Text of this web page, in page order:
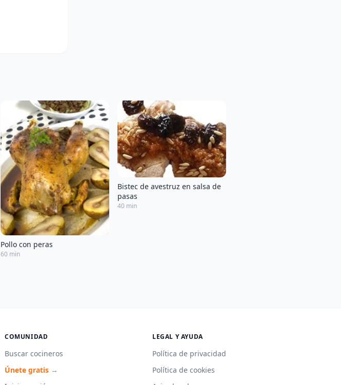
Pollo con peras
60 min
Bistec de avestruz en salsa de
pasas
40 min
COMUNIDAD
Buscar cocineros
Únete gratis →
LEGAL Y AYUDA
Política de privacidad
Política de cookies